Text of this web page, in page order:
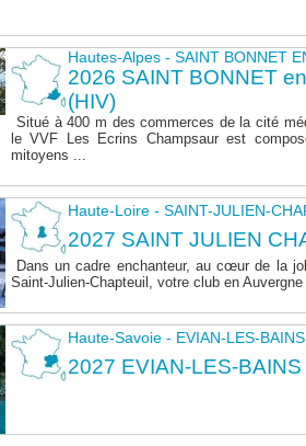
Hautes-Alpes - SAINT BONNET
2026 SAINT BONNET
(HIV)
Situé à 400 m des commerces de la cité
le VVF Les Ecrins Champsaur est
mitoyens ...
Haute-Loire - SAINT-JULIEN-
2027 SAINT JULIEN
Dans un cadre enchanteur, au cœur de la
Saint-Julien-Chapteuil, votre club en
Haute-Savoie - EVIAN-LES-BAINS
2027 EVIAN-LES-BAINS